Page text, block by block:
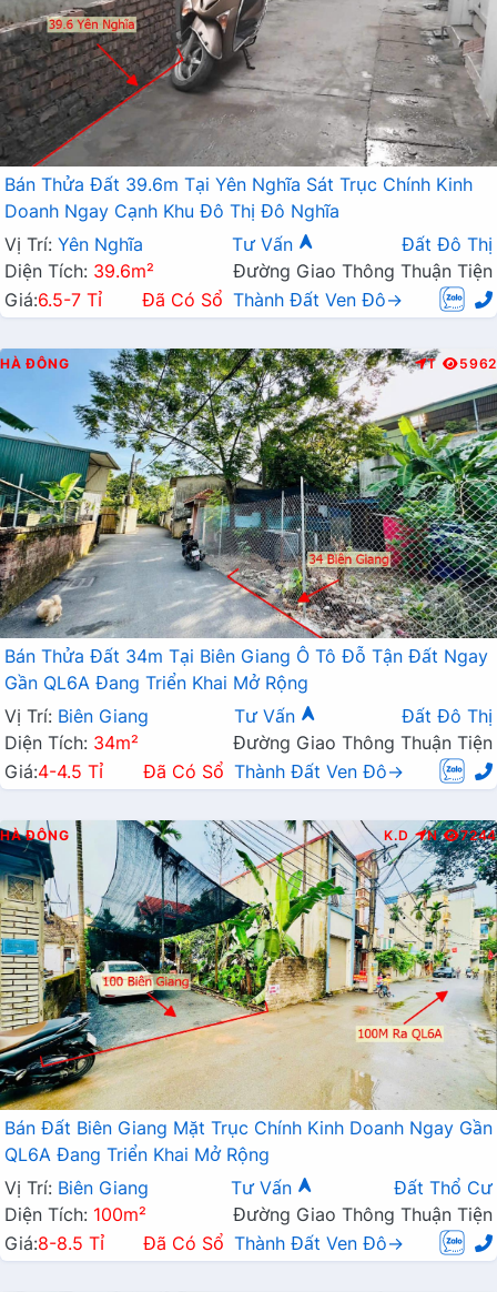
Bán Thửa Đất 39.6m Tại Yên Nghĩa Sát Trục Chính Kinh
Doanh Ngay Cạnh Khu Đô Thị Đô Nghĩa
Vị Trí: Yên Nghĩa Tư Vấn
Đất Đô Thị
Diện Tích: 39.6m²
Đường Giao Thông Thuận Tiện
Giá:6.5-7 Tỉ Đã Có Sổ Thành Đất Ven Đô→
HÀ ĐÔNG T 5962
Bán Thửa Đất 34m Tại Biên Giang Ô Tô Đỗ Tận Đất Ngay
Gần QL6A Đang Triển Khai Mở Rộng
Vị Trí: Biên Giang Tư Vấn
Đất Đô Thị
Diện Tích: 34m²
Đường Giao Thông Thuận Tiện
Giá:4-4.5 Tỉ Đã Có Sổ Thành Đất Ven Đô→
HÀ ĐÔNG K.D N 7244
Bán Đất Biên Giang Mặt Trục Chính Kinh Doanh Ngay Gần
QL6A Đang Triển Khai Mở Rộng
Vị Trí: Biên Giang Tư Vấn
Đất Thổ Cư
Diện Tích: 100m²
Đường Giao Thông Thuận Tiện
Giá:8-8.5 Tỉ Đã Có Sổ Thành Đất Ven Đô→